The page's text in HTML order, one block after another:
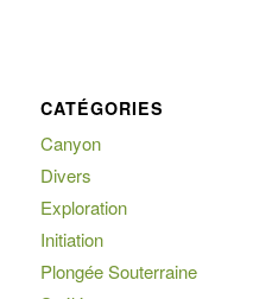
CATÉGORIES
Canyon
Divers
Exploration
Initiation
Plongée Souterraine